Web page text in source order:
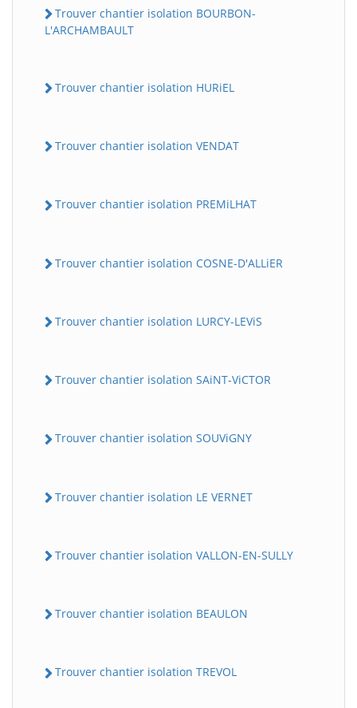
Trouver chantier isolation BOURBON-
L'ARCHAMBAULT
Trouver chantier isolation HURiEL
Trouver chantier isolation VENDAT
Trouver chantier isolation PREMiLHAT
Trouver chantier isolation COSNE-D'ALLiER
Trouver chantier isolation LURCY-LEViS
Trouver chantier isolation SAiNT-ViCTOR
Trouver chantier isolation SOUViGNY
Trouver chantier isolation LE VERNET
Trouver chantier isolation VALLON-EN-SULLY
Trouver chantier isolation BEAULON
Trouver chantier isolation TREVOL